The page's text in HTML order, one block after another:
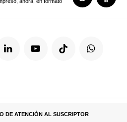
DE ATENCIÓN AL SUSCRIPTOR